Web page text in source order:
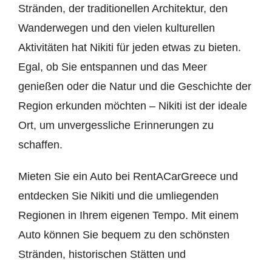
Stränden, der traditionellen Architektur, den
Wanderwegen und den vielen kulturellen
Aktivitäten hat Nikiti für jeden etwas zu bieten.
Egal, ob Sie entspannen und das Meer
genießen oder die Natur und die Geschichte der
Region erkunden möchten – Nikiti ist der ideale
Ort, um unvergessliche Erinnerungen zu
schaffen.
Mieten Sie ein Auto bei RentACarGreece und
entdecken Sie Nikiti und die umliegenden
Regionen in Ihrem eigenen Tempo. Mit einem
Auto können Sie bequem zu den schönsten
Stränden, historischen Stätten und